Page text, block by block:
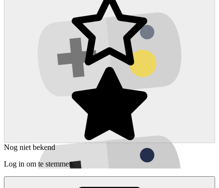
Nog niet bekend
Log in om te stemmen.